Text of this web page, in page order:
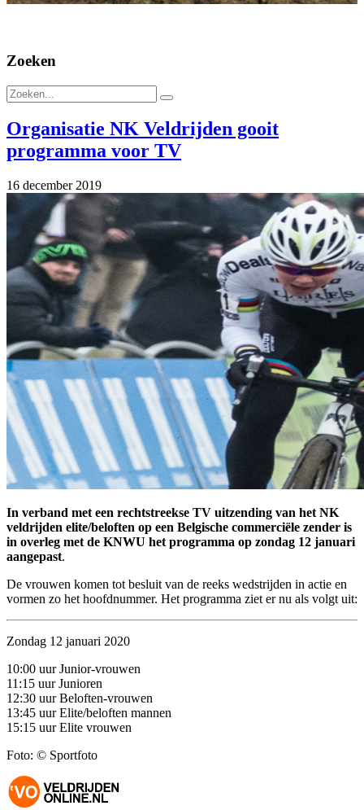
Zoeken
Organisatie NK Veldrijden gooit
programma voor TV
16 december 2019
In verband met een rechtstreekse TV uitzending van het NK
veldrijden elite/beloften op een Belgische commerciële zender is
in overleg met de KNWU het programma op zondag 12 januari
aangepast.
De vrouwen komen tot besluit van de reeks wedstrijden in actie en
vormen zo het hoofdnummer. Het programma ziet er nu als volgt uit:
Zondag 12 januari 2020
10:00 uur Junior-vrouwen
11:15 uur Junioren
12:30 uur Beloften-vrouwen
13:45 uur Elite/beloften mannen
15:15 uur Elite vrouwen
Foto: © Sportfoto